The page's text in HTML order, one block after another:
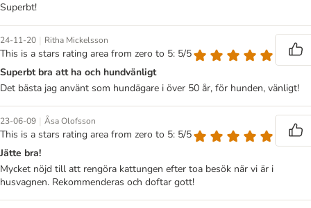
Superbt!
24-11-20 | Ritha Mickelsson
This is a stars rating area from zero to 5: 5/5
Superbt bra att ha och hundvänligt
Det bästa jag använt som hundägare i över 50 år, för hunden, vänligt!
23-06-09 | Åsa Olofsson
This is a stars rating area from zero to 5: 5/5
Jätte bra!
Mycket nöjd till att rengöra kattungen efter toa besök när vi är i
husvagnen. Rekommenderas och doftar gott!